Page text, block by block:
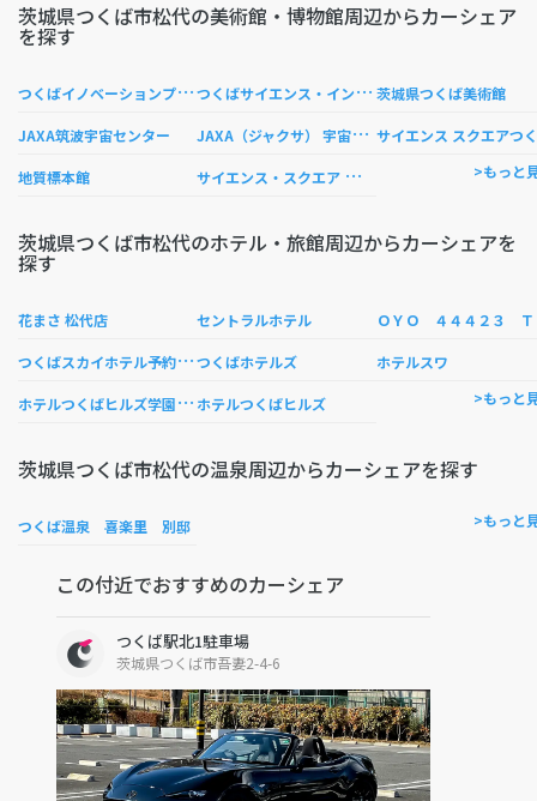
茨城県つくば市松代の美術館・博物館周辺からカーシェア
を探す
つ
くばイノベーションプラザ つ
くばサイエンス・インフォメーションセンター 茨城県つくば美術館
JAXA筑波宇宙センター J
AXA（ジャクサ） 宇宙航空研究開発機構 筑波宇宙センター サイエンス スクエアつ
地質標本館 サ
イエンス・スクエア つくば >もっと
茨城県つくば市松代のホテル・旅館周辺からカーシェアを
探す
花まさ 松代店 セントラルホテル
つ
くばスカイホテル予約センターつくばホテルズ ホテルスワ
ホ
テルつくばヒルズ学園西大通り店 ホテルつくばヒルズ >もっと
茨城県つくば市松代の温泉周辺からカーシェアを探す
つくば温泉 喜楽里 別邸 >もっと
この付近でおすすめのカーシェア
つくば駅北1駐車場
茨城県つくば市吾妻2-4-6